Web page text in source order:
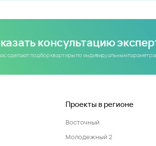
консультацию
сделают подбор квартиры по индивидуальным
Проекты в регионе
Восточный
Молодежный 2